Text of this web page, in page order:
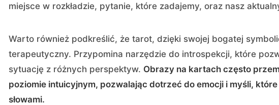
miejsce w rozkładzie, pytanie, które zadajemy, oraz nasz
Warto również podkreślić, że tarot, dzięki swojej bogatej
terapeutyczny. Przypomina narzędzie do introspekcji, które
sytuację z różnych perspektyw. Obrazy na kartach często
poziomie intuicyjnym, pozwalając dotrzeć do emocji i myśli,
słowami.